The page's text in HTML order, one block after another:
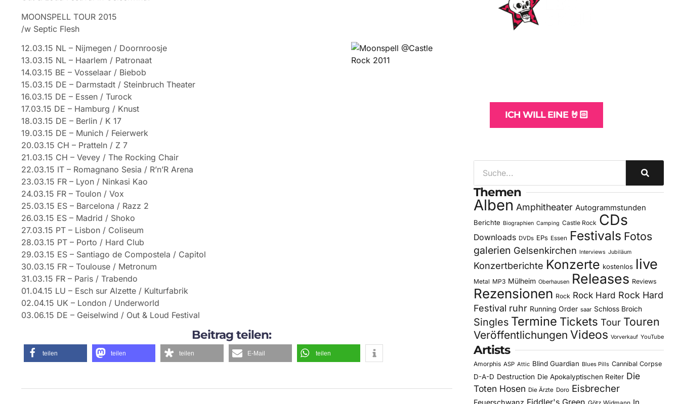
MOONSPELL TOUR 2015
/w Septic Flesh
12.03.15 NL – Nijmegen / Doornroosje
13.03.15 NL – Haarlem / Patronaat
14.03.15 BE – Vosselaar / Biebob
15.03.15 DE – Darmstadt / Steinbruch Theater
16.03.15 DE – Essen / Turock
17.03.15 DE – Hamburg / Knust
18.03.15 DE – Berlin / K 17
19.03.15 DE – Munich / Feierwerk
20.03.15 CH – Pratteln / Z 7
21.03.15 CH – Vevey / The Rocking Chair
22.03.15 IT – Romagnano Sesia / R’n’R Arena
23.03.15 FR – Lyon / Ninkasi Kao
24.03.15 FR – Toulon / Vox
25.03.15 ES – Barcelona / Razz 2
26.03.15 ES – Madrid / Shoko
27.03.15 PT – Lisbon / Coliseum
28.03.15 PT – Porto / Hard Club
29.03.15 ES – Santiago de Compostela / Capitol
30.03.15 FR – Toulouse / Metronum
31.03.15 FR – Paris / Trabendo
01.04.15 LU – Esch sur Alzette / Kulturfabrik
02.04.15 UK – London / Underworld
03.06.15 DE – Geiselwind / Out & Loud Festival
Beitrag teilen:
teilen teilen teilen E-Mail teilen
ICH WILL EINE 🤘🏻
Themen
Alben Amphitheater Autogrammstunden
Berichte Biographien Camping Castle Rock CDs
Downloads DVDs EPs Essen Festivals Fotos
galerien Gelsenkirchen Interviews Jubiläum
Konzertberichte Konzerte kostenlos live
Metal MP3 Mülheim Oberhausen Releases Reviews
Rezensionen Rock Rock Hard Rock Hard
Festival ruhr Running Order saar Schloss Broich
Singles Termine Tickets Tour Touren
Veröffentlichungen Videos Vorverkauf YouTube
Artists
Amorphis ASP Attic Blind Guardian Blues Pills Cannibal Corpse
D-A-D Destruction Die Apokalyptischen Reiter Die
Toten Hosen Die Ärzte Doro Eisbrecher
Feuerschwanz Fiddler's Green Götz Widmann In